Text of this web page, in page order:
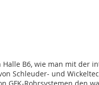
Halle B6, wie man mit der
Schleuder- und